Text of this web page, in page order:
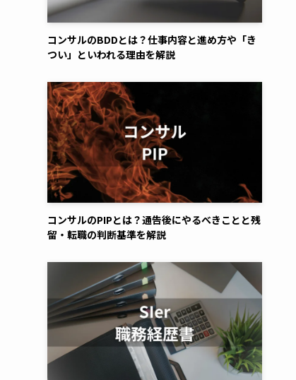
コンサルのBDDとは？仕事内容と進め方や「き
つい」といわれる理由を解説
コンサルのPIPとは？通告後にやるべきことと残
留・転職の判断基準を解説